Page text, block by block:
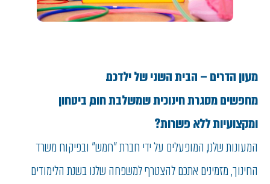
מעון הדרים – הבית השני של ילדכם.
מחפשים מסגרת חינוכית שמשלבת חום, ביטחון
ומקצועיות ללא פשרות?
המעונות שלנו, המופעלים על ידי חברת "חמש" ובפיקוח משרד
החינוך, מזמינים אתכם להצטרף למשפחה שלנו בשנת הלימודים